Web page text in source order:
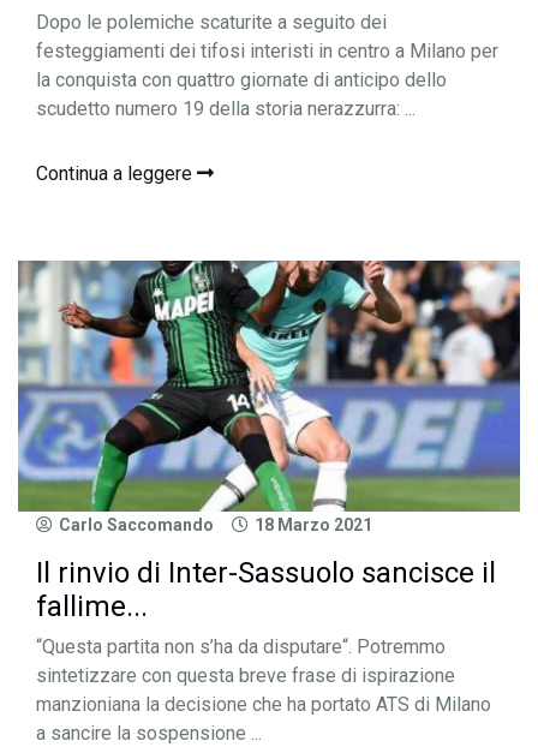
Dopo le polemiche scaturite a seguito dei
festeggiamenti dei tifosi interisti in centro a Milano per
la conquista con quattro giornate di anticipo dello
scudetto numero 19 della storia nerazzurra: ...
Continua a leggere
Carlo Saccomando 18 Marzo 2021
Il rinvio di Inter-Sassuolo sancisce il
fallime...
“Questa partita non s’ha da disputare“. Potremmo
sintetizzare con questa breve frase di ispirazione
manzioniana la decisione che ha portato ATS di Milano
a sancire la sospensione ...